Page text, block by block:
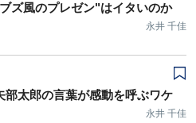
ズ風のプレゼン"はイタいのか
永井 千佳
部太郎の言葉が感動を呼ぶワケ
永井 千佳